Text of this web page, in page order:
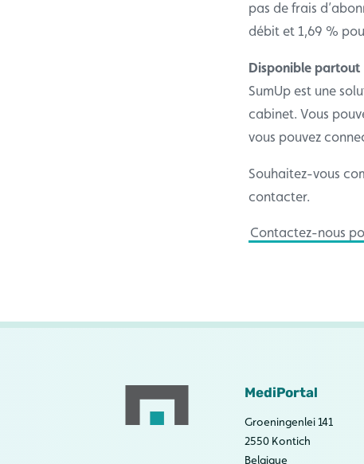
pas de frais
débit et 1,69 %
Disponible partout
SumUp est une
cabinet. Vous
vous pouvez
Souhaitez-vous
contacter.
Contactez-nous
MediPortal
Groeningenlei 141
2550 Kontich
Belgique